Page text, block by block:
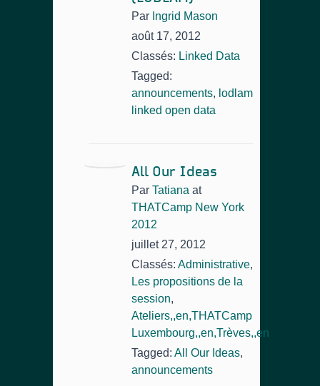
Par Ingrid Mason
août 17, 2012
Classés: Linked Data
Tagged:
announcements, lodlam
linked open data
All Our Ideas
Par Tatiana at
THATCamp New York
2012
juillet 27, 2012
Classés: Administrative,
Les propositions de la
session,
Ateliers,,en,THATCamp
Luxembourg,,en,Trèves,,en
Tagged: All Our Ideas,
announcements